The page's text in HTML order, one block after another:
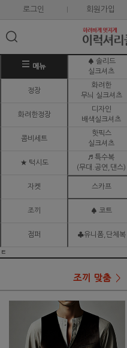
로그인 회원가입
메뉴
♠ 솔리드
실크셔츠
정장
화려한
무늬 실크셔츠
화려한정장
디자인
배색실크셔츠
콤비세트
핫픽스
실크셔츠
★ 턱시도
♬ 특수복
(무대.공연,댄스)
자켓 스카프
조끼 ♠ 코트
점퍼 ♣유니폼,단체복
ㅌ
조끼 맞춤